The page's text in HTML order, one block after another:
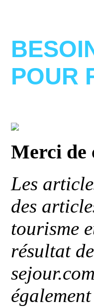
POUR
Merci de
Les
des
tourisme
résultat